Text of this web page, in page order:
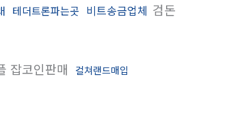
테더트론파는곳 비트송금업체 검돈
잡코인판매 컬쳐랜드매입